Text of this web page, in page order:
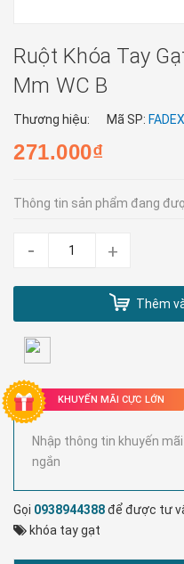
Ruột Khóa Tay
Mm WC B
Thương hiệu: Mã SP:
271.000₫
Thông tin sản phẩm đang
- +
Thêm
KHUYẾN MÃI CỰC LỚN
Nhập thông tin khuyến
ngắn
Gọi 0938944388để được tư
khóa tay gạt